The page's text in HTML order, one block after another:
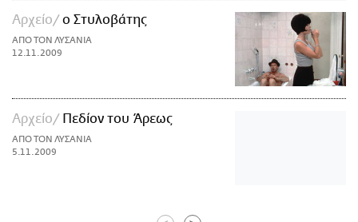
Αρχείο ο Στυλοβάτης
ΑΠΟ ΤΟΝ ΛΥΣΑΝΙΑ
12.11.2009
Αρχείο Πεδίον του Άρεως
ΑΠΟ ΤΟΝ ΛΥΣΑΝΙΑ
5.11.2009